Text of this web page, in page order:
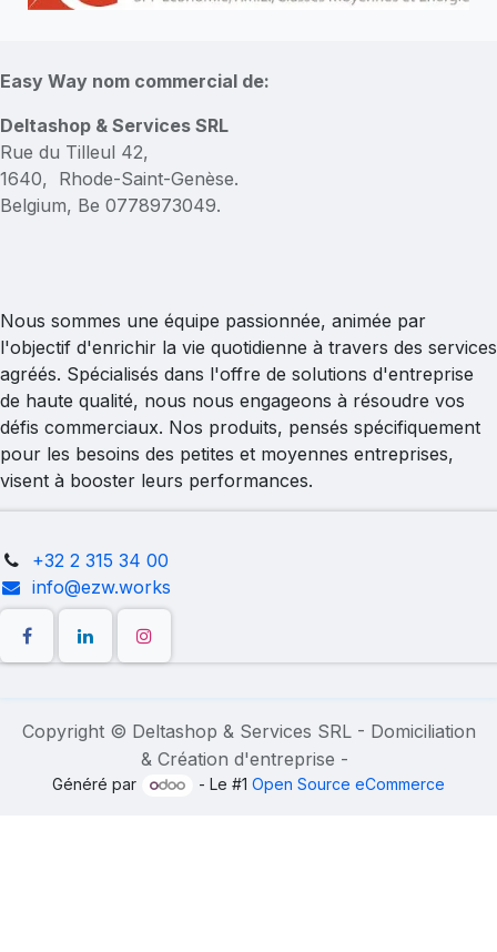
Easy Way nom commercial de:
Deltashop & Services SRL
Rue du Tilleul 42,
1640, Rhode-Saint-Genèse.
Belgium, Be 0778973049.
Nous sommes une équipe passionnée, animée par
l'objectif d'enrichir la vie quotidienne à travers des services
agréés. Spécialisés dans l'offre de solutions d'entreprise
de haute qualité, nous nous engageons à résoudre vos
défis commerciaux. Nos produits, pensés spécifiquement
pour les besoins des petites et moyennes entreprises,
visent à booster leurs performances.
+32 2 315 34 00
info@ezw.works
Copyright © Deltashop & Services SRL - Domiciliation
& Création d'entreprise -
Généré par - Le #1Open Source eCommerce